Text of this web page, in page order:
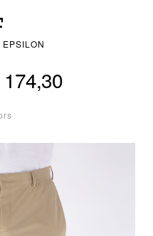
EPSILON